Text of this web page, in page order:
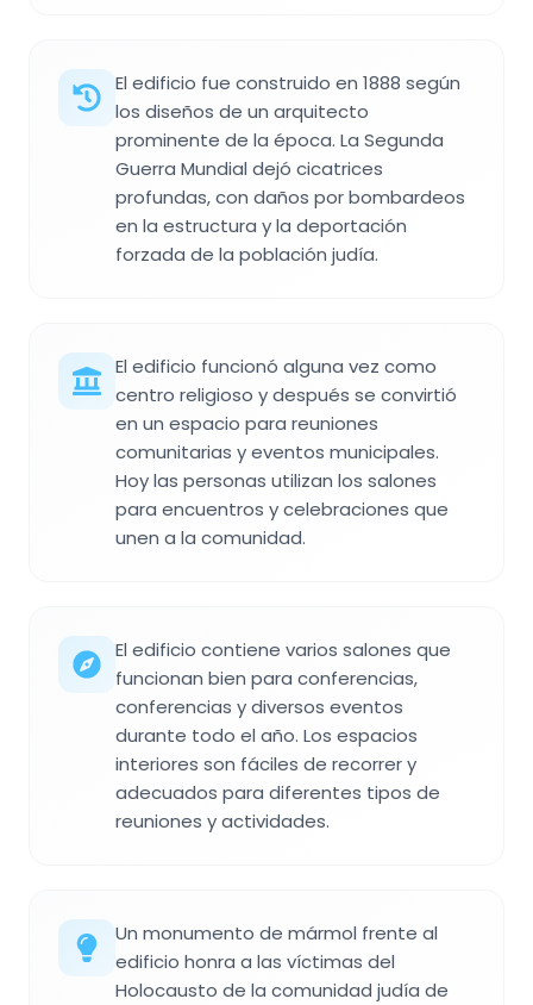
El edificio fue construido en 1888 según
los diseños de un arquitecto
prominente de la época. La Segunda
Guerra Mundial dejó cicatrices
profundas, con daños por bombardeos
en la estructura y la deportación
forzada de la población judía.
El edificio funcionó alguna vez como
centro religioso y después se convirtió
en un espacio para reuniones
comunitarias y eventos municipales.
Hoy las personas utilizan los salones
para encuentros y celebraciones que
unen a la comunidad.
El edificio contiene varios salones que
funcionan bien para conferencias,
conferencias y diversos eventos
durante todo el año. Los espacios
interiores son fáciles de recorrer y
adecuados para diferentes tipos de
reuniones y actividades.
Un monumento de mármol frente al
edificio honra a las víctimas del
Holocausto de la comunidad judía de